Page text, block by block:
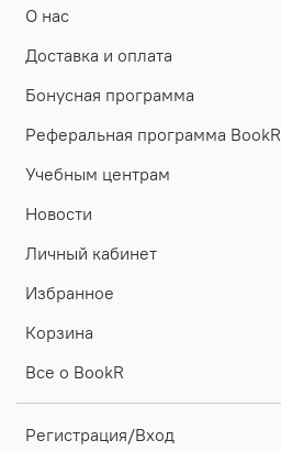
О нас
Доставка и оплата
Бонусная программа
Реферальная программа BookR
Учебным центрам
Новости
Личный кабинет
Избранное
Корзина
Все о BookR
Регистрация/Вход